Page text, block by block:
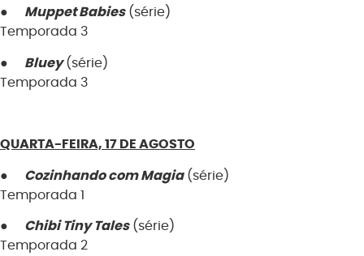
● MuppetBabies(série)
Temporada 3
● Bluey(série)
Temporada 3
QUARTA-FEIRA, 17 DE AGOSTO
● Cozinhando com Magia(série)
Temporada 1
● ChibiTiny Tales(série)
Temporada 2